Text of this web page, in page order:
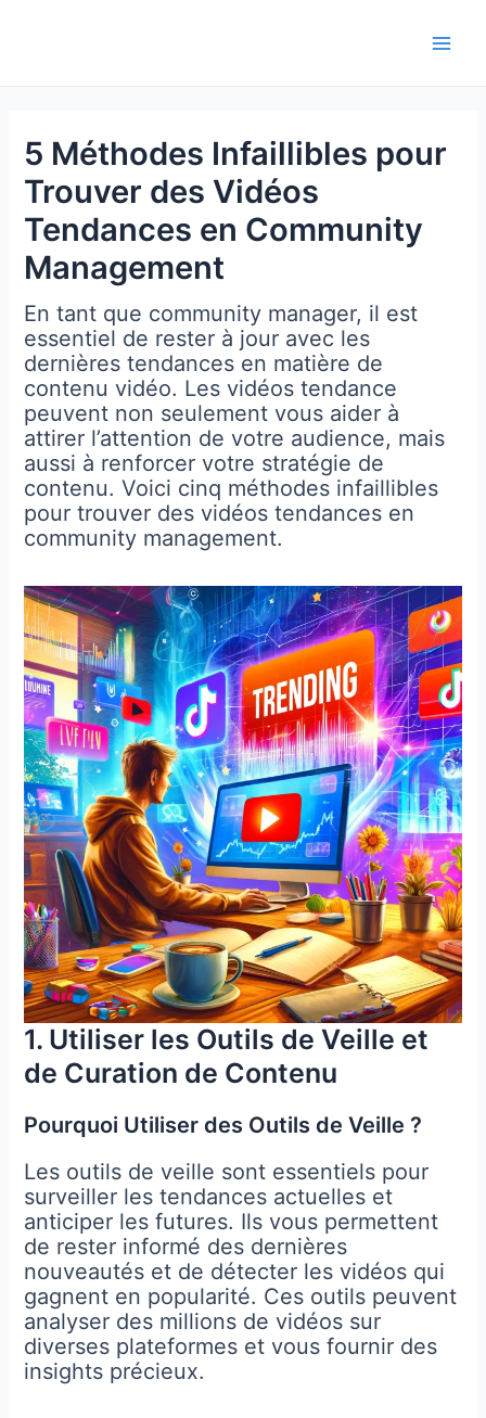
5 Méthodes Infaillibles pour
Trouver des Vidéos
Tendances en Community
Management
En tant que community manager, il est
essentiel de rester à jour avec les
dernières tendances en matière de
contenu vidéo. Les vidéos tendance
peuvent non seulement vous aider à
attirer l’attention de votre audience, mais
aussi à renforcer votre stratégie de
contenu. Voici cinq méthodes infaillibles
pour trouver des vidéos tendances en
community management.
1. Utiliser les Outils de Veille et
de Curation de Contenu
Pourquoi Utiliser des Outils de Veille ?
Les outils de veille sont essentiels pour
surveiller les tendances actuelles et
anticiper les futures. Ils vous permettent
de rester informé des dernières
nouveautés et de détecter les vidéos qui
gagnent en popularité. Ces outils peuvent
analyser des millions de vidéos sur
diverses plateformes et vous fournir des
insights précieux.